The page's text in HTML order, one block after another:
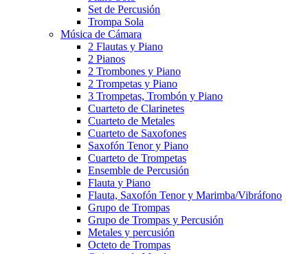
Set de Percusión
Trompa Sola
Música de Cámara
2 Flautas y Piano
2 Pianos
2 Trombones y Piano
2 Trompetas y Piano
3 Trompetas, Trombón y Piano
Cuarteto de Clarinetes
Cuarteto de Metales
Cuarteto de Saxofones
Saxofón Tenor y Piano
Cuarteto de Trompetas
Ensemble de Percusión
Flauta y Piano
Flauta, Saxofón Tenor y Marimba/Vibráfono
Grupo de Trompas
Grupo de Trompas y Percusión
Metales y percusión
Octeto de Trompas